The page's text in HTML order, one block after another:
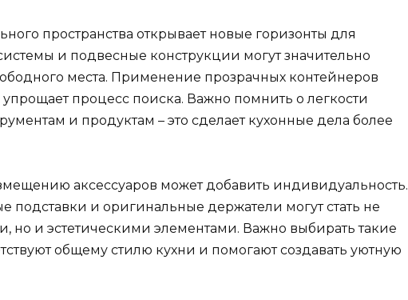
пространства открывает новые горизонты для
и подвесные конструкции могут значительно
места. Применение прозрачных контейнеров
процесс поиска. Важно помнить о легкости
и продуктам – это сделает кухонные дела более
аксессуаров может добавить индивидуальность.
подставки и оригинальные держатели могут стать не
но и эстетическими элементами. Важно выбирать такие
общему стилю кухни и помогают создавать уютную